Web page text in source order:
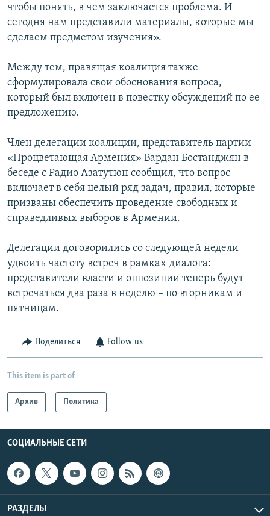
чтобы понять, в чем заключается проблема. И
сегодня нам представили материалы, которые мы
сделаем предметом изучения».
Между тем, правящая коалиция также
сформулировала свои обоснования вопроса,
который был включен в повестку обсуждений по ее
предложению.
Член делегации коалиции, представитель партии
«Процветающая Армения» Вардан Бостанджян в
беседе с Радио Азатутюн сообщил, что вопрос
включает в себя целый ряд задач, правил, которые
призваны обеспечить проведение свободных и
справедливых выборов в Армении.
Делегации договорились со следующей недели
удвоить частоту встреч в рамках диалога:
представители власти и оппозиции теперь будут
встречаться два раза в неделю – по вторникам и
пятницам.
Поделиться Follow us
This item is part of
Архив Политика
СОЦИАЛЬНЫЕ СЕТИ
РАЗДЕЛЫ